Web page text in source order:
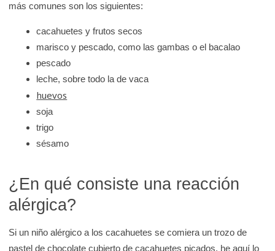
t
más comunes son los siguientes:
cacahuetes y frutos secos
marisco y pescado, como las gambas o el bacalao
pescado
leche, sobre todo la de vaca
huevos
soja
trigo
sésamo
¿En qué consiste una reacción
alérgica?
Si un niño alérgico a los cacahuetes se comiera un trozo de
pastel de chocolate cubierto de cacahuetes picados, he aquí lo